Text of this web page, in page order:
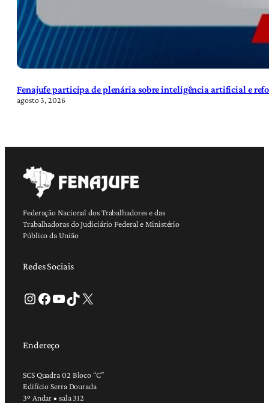
Fenajufe participa de plenária sobre inteligência artificial e
agosto 3, 2026
Federação Nacional dos Trabalhadores e das
Trabalhadoras do Judiciário Federal e Ministério
Público da União
Redes Sociais
Instagram Facebook Youtube TikTok X
Endereço
SCS Quadra 02 Bloco “C”
Edifício Serra Dourada
3º Andar • sala 312